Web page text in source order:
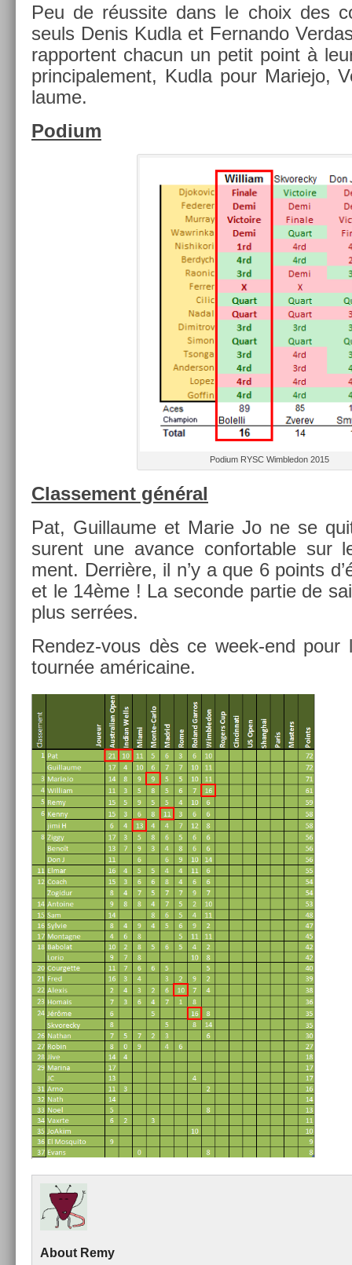
Peu de réus­site dans le choix des
seuls Denis Kudla et Fer­nando
rap­portent chacun un petit point à
prin­cipale­ment, Kudla pour Mariejo,
laume.
Podium
Podium RYSC Wimbledon 2015
Clas­se­ment général
Pat, Guil­laume et Marie Jo ne se
surent une avan­ce con­fort­able sur
ment. Derrière, il n’y a que 6 points
et le 14ème ! La secon­de par­tie de
plus serrées.
Rendez-vous dès ce week-end pour
tournée américaine.
About Remy